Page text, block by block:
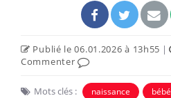
Publié le 06.01.2026 à 13h55 |
Commenter
Mots clés : naissance bébé